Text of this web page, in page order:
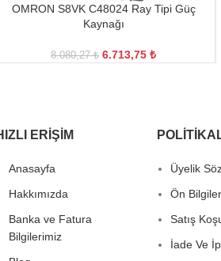
OMRON S8VK C48024 Ray Tipi Güç
Kaynağı
8.080,27₺ 6.713,75 ₺
ERIŞIM
Anasayfa
Hakkımızda
Banka ve Fatura
Bilgilerimiz
Üyelik
Ön
Satış
İade Ve